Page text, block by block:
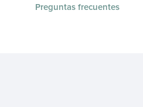
Preguntas frecuentes